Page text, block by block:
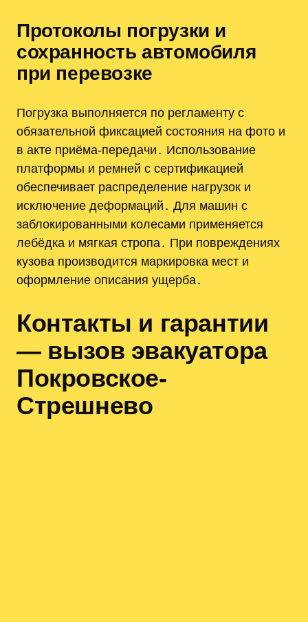
Протоколы погрузки и
сохранность автомобиля
при перевозке
Погрузка выполняется по регламенту с
обязательной фиксацией состояния на фото и
в акте приёма-передачи․ Использование
платформы и ремней с сертификацией
обеспечивает распределение нагрузок и
исключение деформаций․ Для машин с
заблокированными колесами применяется
лебёдка и мягкая стропа․ При повреждениях
кузова производится маркировка мест и
оформление описания ущерба․
Контакты и гарантии
— вызов эвакуатора
Покровское-
Стрешнево